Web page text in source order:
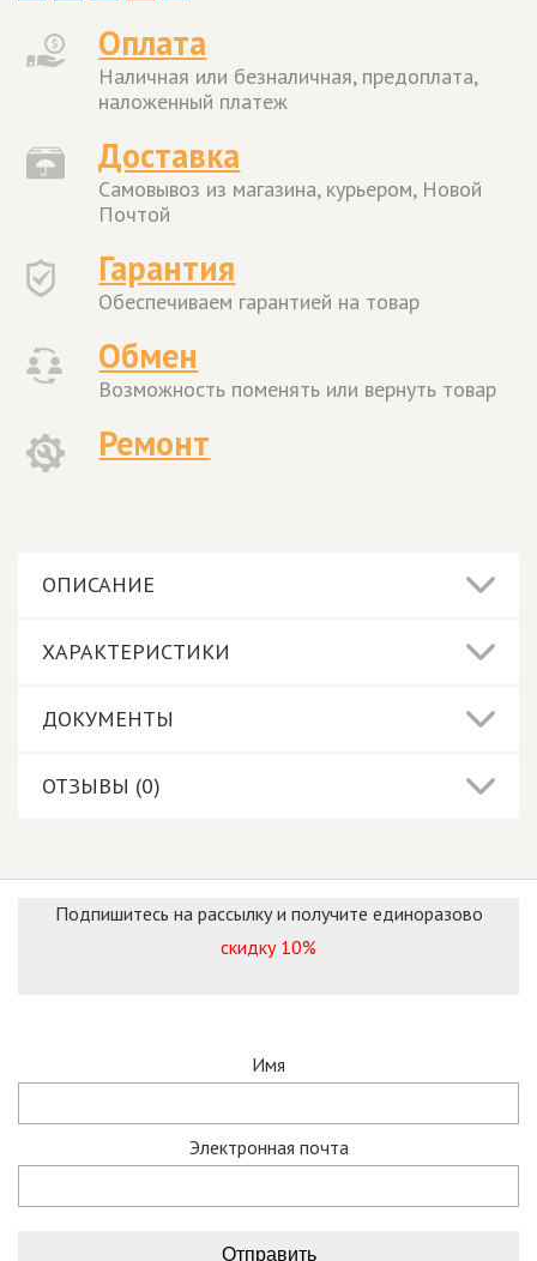
Оплата
Наличная или безналичная, предоплата,
наложенный платеж
Доставка
Самовывоз из магазина, курьером, Новой
Почтой
Гарантия
Обеспечиваем гарантией на товар
Обмен
Возможность поменять или вернуть товар
Ремонт
ОПИСАНИЕ
ХАРАКТЕРИСТИКИ
ДОКУМЕНТЫ
ОТЗЫВЫ (0)
Подпишитесь на рассылку и получите единоразово
скидку 10%
Имя
Электронная почта